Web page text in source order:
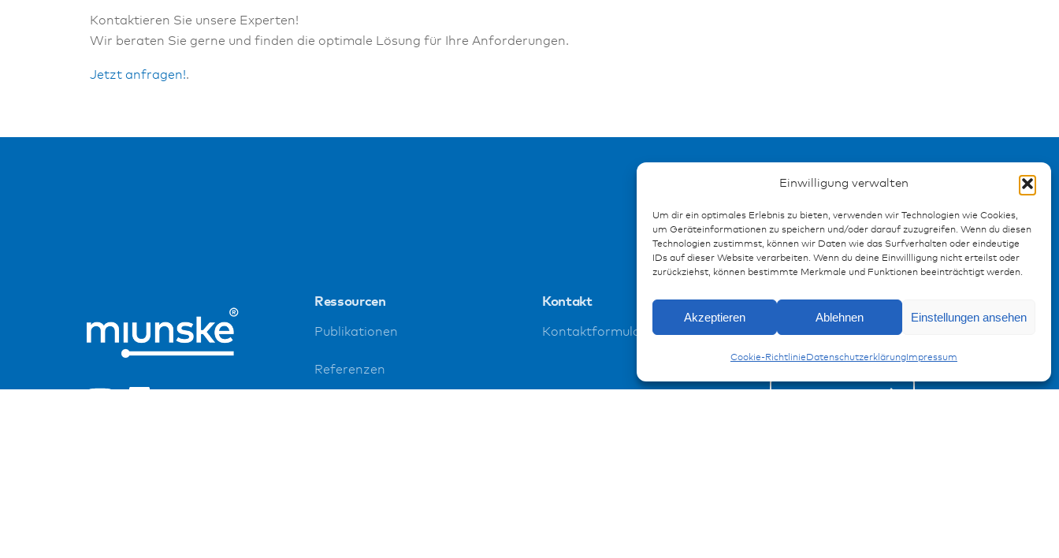
Einwilligung verwalten
Um dir ein optimales Erlebnis zu bieten, verwenden wir Technologien wie Cookies,
um Geräteinformationen zu speichern und/oder darauf zuzugreifen. Wenn du diesen
Technologien zustimmst, können wir Daten wie das Surfverhalten oder eindeutige
IDs auf dieser Website verarbeiten. Wenn du deine Einwillligung nicht erteilst oder
zurückziehst, können bestimmte Merkmale und Funktionen beeinträchtigt werden.
Akzeptieren Ablehnen Einstellungen ansehen
Cookie-Richtlinie DatenschutzerklärungImpressum
Kontaktieren Sie unsere Experten!
Wir beraten Sie gerne und finden die optimale Lösung für Ihre Anforderungen.
Jetzt anfragen!.
Ressourcen
Publikationen
Referenzen
Kontakt
Kontaktformular
Anmeldung Produktinformation
Verpassen Sie keine News von
miunske!